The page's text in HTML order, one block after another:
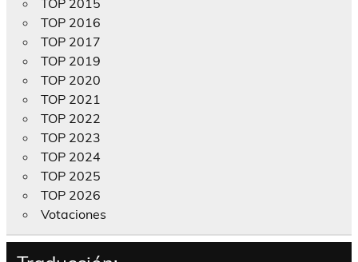
TOP 2015
TOP 2016
TOP 2017
TOP 2019
TOP 2020
TOP 2021
TOP 2022
TOP 2023
TOP 2024
TOP 2025
TOP 2026
Votaciones